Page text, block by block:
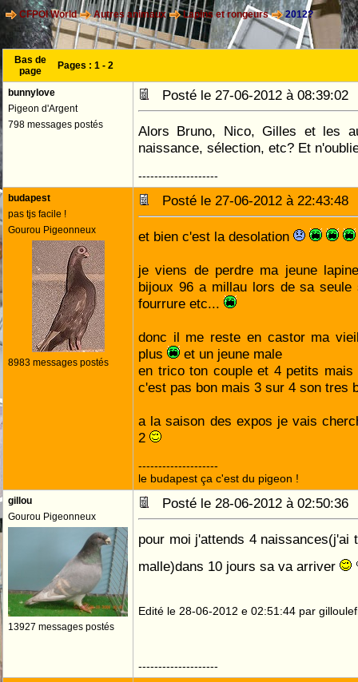
CFPOI World Autres animaux Lapins et rongeurs 2012?
Bas de
page
Pages : 1 - 2
bunnylove
Pigeon d'Argent
798 messages postés
Posté le 27-06-2012 à
Alors Bruno, Nico, Gilles et les
naissance, sélection, etc? Et
--------------------
budapest
pas tjs facile !
Gourou Pigeonneux
8983 messages postés
Posté le 27-06-2012 à
et bien c'est la desolation
je viens de perdre ma jeune
bijoux 96 a millau lors de sa
fourrure etc...
donc il me reste en castor ma
plus
et un jeune male
en trico ton couple et 4 petits
c'est pas bon mais 3 sur 4 son tres
a la saison des expos je vais
2
--------------------
le budapest ça c'est du pigeon !
gillou
Gourou Pigeonneux
13927 messages postés
Posté le 28-06-2012 à
pour moi j'attends 4 naissances(j'ai
malle)dans 10 jours sa va arriver
Edité le 28-06-2012 e 02:51:44 par
--------------------